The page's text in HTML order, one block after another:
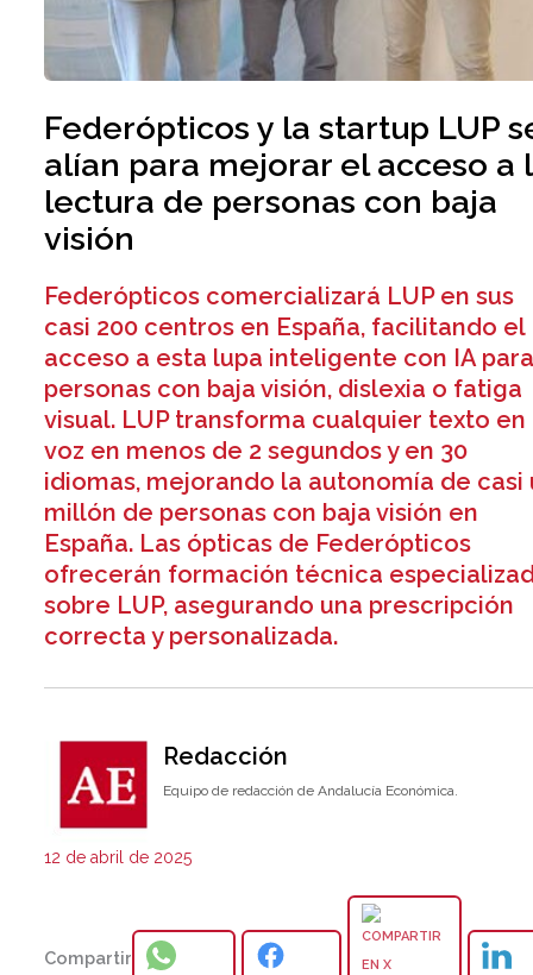
Federópticos y la startup LUP
alían para mejorar el acceso a
lectura de personas con baja
visión
Federópticos comercializará LUP en sus
casi 200 centros en España, facilitando el
acceso a esta lupa inteligente con IA
personas con baja visión, dislexia o fatiga
visual. LUP transforma cualquier texto en
voz en menos de 2 segundos y en 30
idiomas, mejorando la autonomía de casi
millón de personas con baja visión en
España. Las ópticas de Federópticos
ofrecerán formación técnica
sobre LUP, asegurando una prescripción
correcta y personalizada.
Redacción
Equipo de redacción de Andalucía Económica.
12 de abril de 2025
Compartir